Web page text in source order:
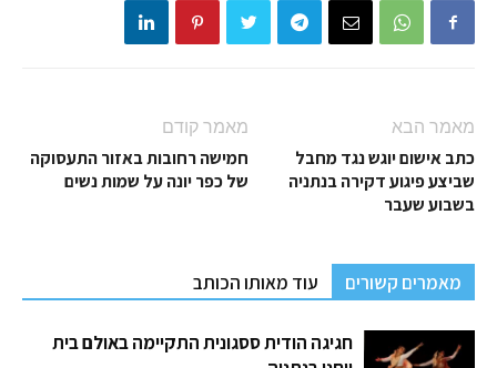
מאמר קודם
חמישה רחובות באזור התעסוקה
של כפר יונה על שמות נשים
מאמר הבא
כתב אישום יוגש נגד מחבל
שביצע פיגוע דקירה בנתניה
בשבוע שעבר
מאמרים קשורים עוד מאותו הכותב
חגיגה הודית ססגונית התקיימה באולם בית